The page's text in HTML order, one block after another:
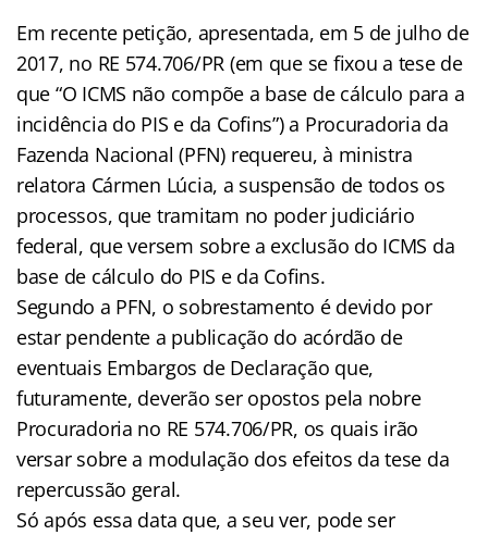
Em recente petição, apresentada, em 5 de julho de
2017, no RE 574.706/PR (em que se fixou a tese de
que “O ICMS não compõe a base de cálculo para a
incidência do PIS e da Cofins”) a Procuradoria da
Fazenda Nacional (PFN) requereu, à ministra
relatora Cármen Lúcia, a suspensão de todos os
processos, que tramitam no poder judiciário
federal, que versem sobre a exclusão do ICMS da
base de cálculo do PIS e da Cofins.
Segundo a PFN, o sobrestamento é devido por
estar pendente a publicação do acórdão de
eventuais Embargos de Declaração que,
futuramente, deverão ser opostos pela nobre
Procuradoria no RE 574.706/PR, os quais irão
versar sobre a modulação dos efeitos da tese da
repercussão geral.
Só após essa data que, a seu ver, pode ser